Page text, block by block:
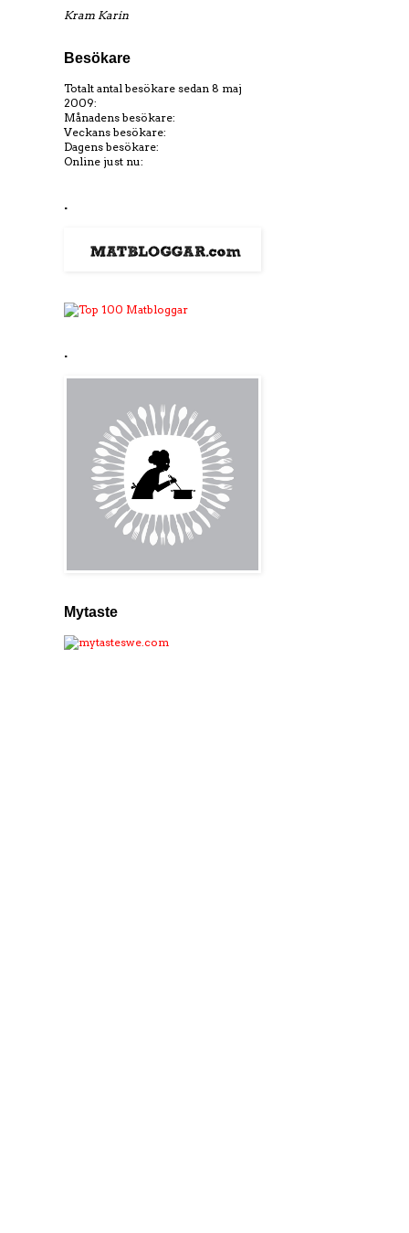
Kram Karin
Besökare
Totalt antal besökare sedan 8 maj
2009:
Månadens besökare:
Veckans besökare:
Dagens besökare:
Online just nu:
.
.
Mytaste